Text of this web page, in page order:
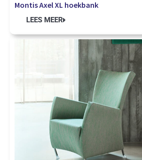
Montis Axel XL hoekbank
LEES MEER